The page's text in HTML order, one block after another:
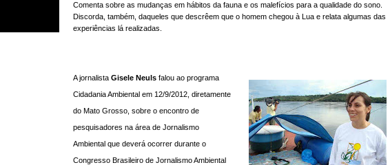
Comenta sobre as mudanças em hábitos da fauna e os malefícios para a qualidade do sono.
Discorda, também, daqueles que descrêem que o homem chegou à Lua e relata algumas das
experiências lá realizadas.
A jornalista Gisele Neuls falou ao programa
Cidadania Ambiental em 12/9/2012, diretamente
do Mato Grosso, sobre o encontro de
pesquisadores na área de Jornalismo
Ambiental que deverá ocorrer durante o
Congresso Brasileiro de Jornalismo Ambiental